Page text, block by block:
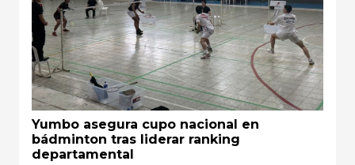
Yumbo asegura cupo nacional en
bádminton tras liderar ranking
departamental